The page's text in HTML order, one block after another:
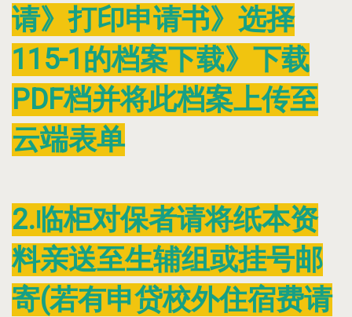
请》打印申请书》选择
115-1的档案下载》下载
PDF档并将此档案上传至
云端表单
2.临柜对保者请将纸本资
料亲送至生辅组或挂号邮
寄(若有申贷校外住宿费请